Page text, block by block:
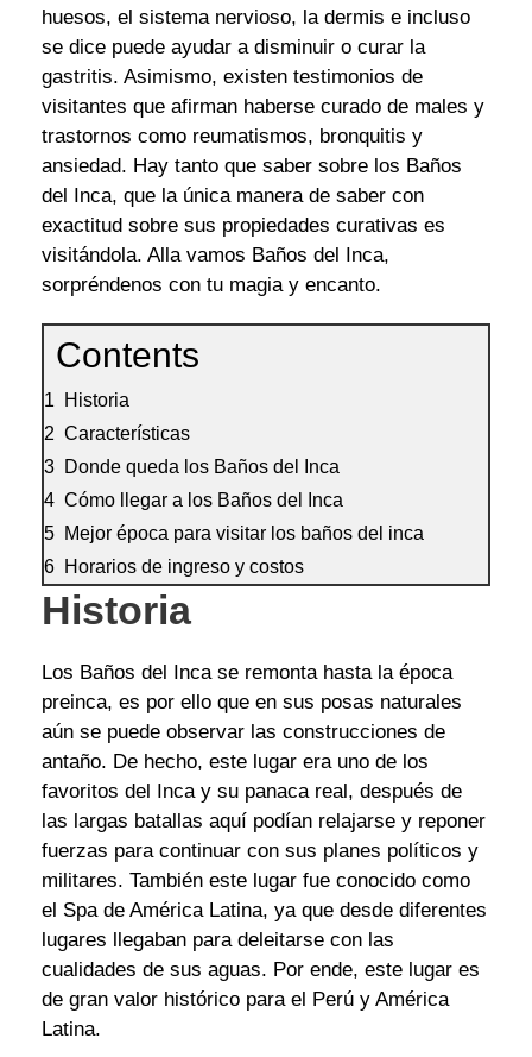
huesos, el sistema nervioso, la dermis e incluso
se dice puede ayudar a disminuir o curar la
gastritis. Asimismo, existen testimonios de
visitantes que afirman haberse curado de males y
trastornos como reumatismos, bronquitis y
ansiedad. Hay tanto que saber sobre los Baños
del Inca, que la única manera de saber con
exactitud sobre sus propiedades curativas es
visitándola. Alla vamos Baños del Inca,
sorpréndenos con tu magia y encanto.
Contents
Historia
Características
Donde queda los Baños del Inca
Cómo llegar a los Baños del Inca
Mejor época para visitar los baños del inca
Horarios de ingreso y costos
Historia
Los Baños del Inca se remonta hasta la época
preinca, es por ello que en sus posas naturales
aún se puede observar las construcciones de
antaño. De hecho, este lugar era uno de los
favoritos del Inca y su panaca real, después de
las largas batallas aquí podían relajarse y reponer
fuerzas para continuar con sus planes políticos y
militares. También este lugar fue conocido como
el Spa de América Latina, ya que desde diferentes
lugares llegaban para deleitarse con las
cualidades de sus aguas. Por ende, este lugar es
de gran valor histórico para el Perú y América
Latina.